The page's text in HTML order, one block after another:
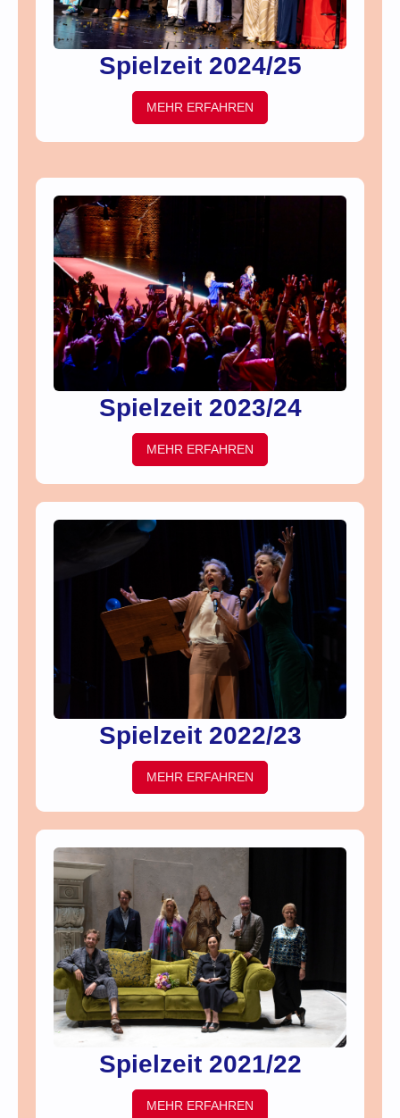
Spielzeit 2024/25
MEHR ERFAHREN
Spielzeit 2023/24
MEHR ERFAHREN
Spielzeit 2022/23
MEHR ERFAHREN
Spielzeit 2021/22
MEHR ERFAHREN